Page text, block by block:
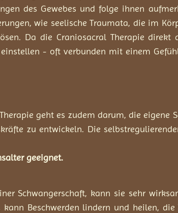
des Gewebes und folge ihnen
wie seelische Traumata, die im
Da die Craniosacral Therapie direkt
- oft verbunden mit einem
geht es zudem darum, die eigene
zu entwickeln. Die
geeignet.
Schwangerschaft, kann sie sehr
Beschwerden lindern und heilen,